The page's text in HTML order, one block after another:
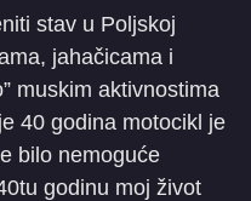
stav u Poljskoj
jahačicama i
muskim aktivnostima
40 godina motocikl je
bilo nemoguće
godinu moj život